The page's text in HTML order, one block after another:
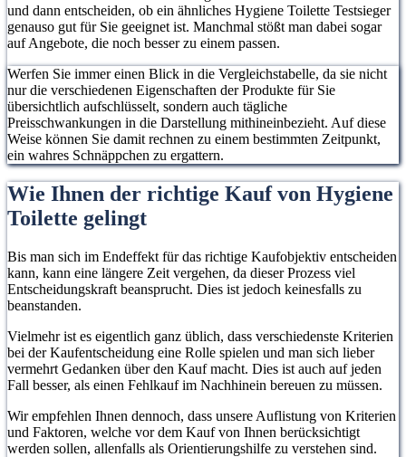
und dann entscheiden, ob ein ähnliches Hygiene Toilette Testsieger
genauso gut für Sie geeignet ist. Manchmal stößt man dabei sogar
auf Angebote, die noch besser zu einem passen.
Werfen Sie immer einen Blick in die Vergleichstabelle, da sie nicht
nur die verschiedenen Eigenschaften der Produkte für Sie
übersichtlich aufschlüsselt, sondern auch tägliche
Preisschwankungen in die Darstellung mithineinbezieht. Auf diese
Weise können Sie damit rechnen zu einem bestimmten Zeitpunkt,
ein wahres Schnäppchen zu ergattern.
Wie Ihnen der richtige Kauf von Hygiene
Toilette gelingt
Bis man sich im Endeffekt für das richtige Kaufobjektiv entscheiden
kann, kann eine längere Zeit vergehen, da dieser Prozess viel
Entscheidungskraft beansprucht. Dies ist jedoch keinesfalls zu
beanstanden.
Vielmehr ist es eigentlich ganz üblich, dass verschiedenste Kriterien
bei der Kaufentscheidung eine Rolle spielen und man sich lieber
vermehrt Gedanken über den Kauf macht. Dies ist auch auf jeden
Fall besser, als einen Fehlkauf im Nachhinein bereuen zu müssen.
Wir empfehlen Ihnen dennoch, dass unsere Auflistung von Kriterien
und Faktoren, welche vor dem Kauf von Ihnen berücksichtigt
werden sollen, allenfalls als Orientierungshilfe zu verstehen sind.